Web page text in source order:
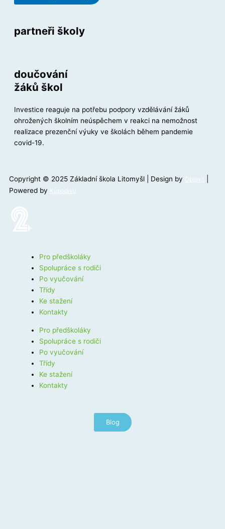
partneři školy
doučování
žáků škol
Investice reaguje na potřebu podpory vzdělávání žáků
ohrožených školním neúspěchem v reakci na nemožnost
realizace prezenční výuky ve školách během pandemie
covid-19.
Copyright © 2025 Základní škola Litomyšl | Design by Objevil
Powered by Kupodivu
Pro předškoláky
Spolupráce s rodiči
Po vyučování
Třídy
Ke stažení
Kontakty
Pro předškoláky
Spolupráce s rodiči
Po vyučování
Třídy
Ke stažení
Kontakty
Blog